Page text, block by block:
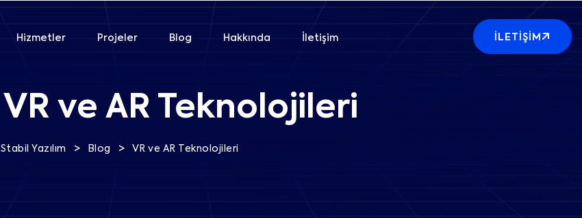
Hizmetler Projeler Blog Hakkında İletişim İLETIŞIM
VR ve AR Teknolojileri
Stabil Yazılım > Blog > VR ve AR Teknolojileri